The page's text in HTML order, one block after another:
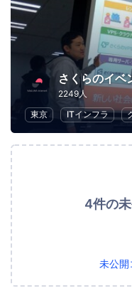
さくらのイベ
2249人
東京
ITインフラ
4件の
未公開